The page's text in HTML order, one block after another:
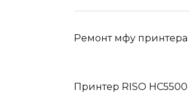
Ремонт мфу принтера
Принтер RISO